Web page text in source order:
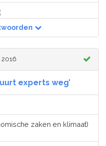
2016
experts weg’
zaken en klimaat)